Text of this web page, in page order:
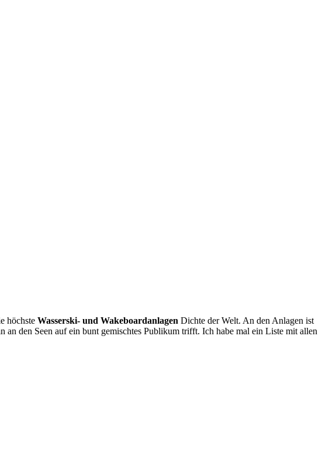
höchste Wasserski- und Wakeboardanlagen Dichte der Welt. An den Anlagen ist
an den Seen auf ein bunt gemischtes Publikum trifft. Ich habe mal ein Liste mit allen